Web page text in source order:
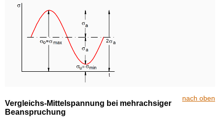
nach oben
Vergleichs-Mittelspannung bei mehrachsiger
Beanspruchung